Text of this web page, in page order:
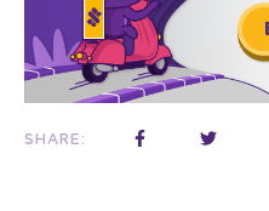
SHARE: